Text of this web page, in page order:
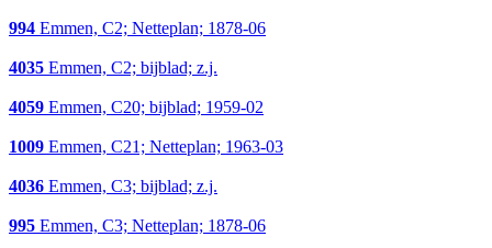
994 Emmen, C2; Netteplan; 1878-06
4035 Emmen, C2; bijblad; z.j.
4059 Emmen, C20; bijblad; 1959-02
1009 Emmen, C21; Netteplan; 1963-03
4036 Emmen, C3; bijblad; z.j.
995 Emmen, C3; Netteplan; 1878-06